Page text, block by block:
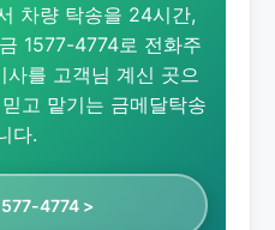
차량 탁송을 24시간,
1577-4774로 전화주
를 고객님 계신 곳으
고 맡기는 금메달탁송
다.
4774 >